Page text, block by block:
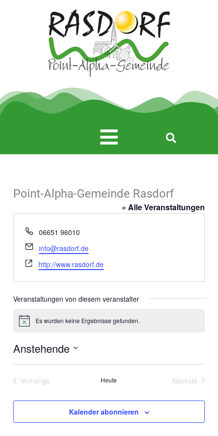
Main
Menu
Point-Alpha-Gemeinde Rasdorf
« Alle Veranstaltungen
Telefon
06651 96010
Email
info@rasdorf.de
Webseite
http://www.rasdorf.de
Veranstaltungen von diesem veranstalter
HinweisEs wurden keine Ergebnisse gefunden.
Anstehende
Vorherige
Heute
Nächste
Kalender abonnieren